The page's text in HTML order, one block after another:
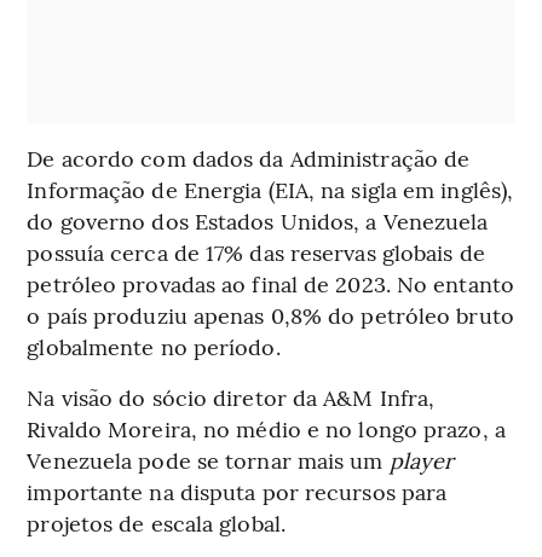
De acordo com dados da Administração de
Informação de Energia (EIA, na sigla em inglês),
do governo dos Estados Unidos, a Venezuela
possuía cerca de 17% das reservas globais de
petróleo provadas ao final de 2023. No entanto
o país produziu apenas 0,8% do petróleo bruto
globalmente no período.
Na visão do sócio diretor da A&M Infra,
Rivaldo Moreira, no médio e no longo prazo, a
Venezuela pode se tornar mais um player
importante na disputa por recursos para
projetos de escala global.